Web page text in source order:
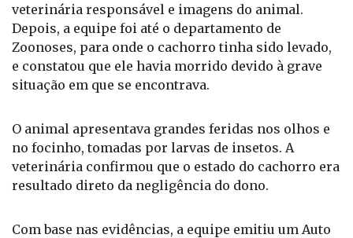
veterinária responsável e imagens do animal.
Depois, a equipe foi até o departamento de
Zoonoses, para onde o cachorro tinha sido levado,
e constatou que ele havia morrido devido à grave
situação em que se encontrava.
O animal apresentava grandes feridas nos olhos e
no focinho, tomadas por larvas de insetos. A
veterinária confirmou que o estado do cachorro era
resultado direto da negligência do dono.
Com base nas evidências, a equipe emitiu um Auto